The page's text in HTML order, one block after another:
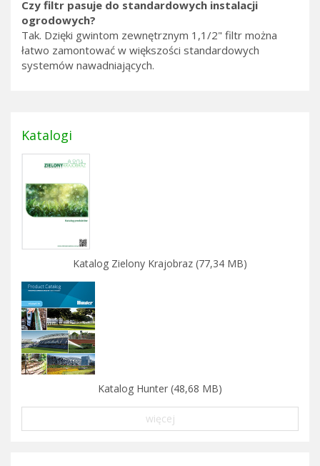
Czy filtr pasuje do standardowych instalacji
ogrodowych?
Tak. Dzięki gwintom zewnętrznym 1,1/2" filtr można
łatwo zamontować w większości standardowych
systemów nawadniających.
Katalogi
Katalog Zielony Krajobraz (77,34 MB)
Katalog Hunter (48,68 MB)
więcej